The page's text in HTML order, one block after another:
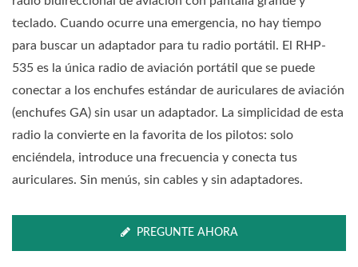
teclado. Cuando ocurre una emergencia, no hay tiempo
para buscar un adaptador para tu radio portátil. El RHP-
535 es la única radio de aviación portátil que se puede
conectar a los enchufes estándar de auriculares de aviación
(enchufes GA) sin usar un adaptador. La simplicidad de esta
radio la convierte en la favorita de los pilotos: solo
enciéndela, introduce una frecuencia y conecta tus
auriculares. Sin menús, sin cables y sin adaptadores.
PREGUNTE AHORA